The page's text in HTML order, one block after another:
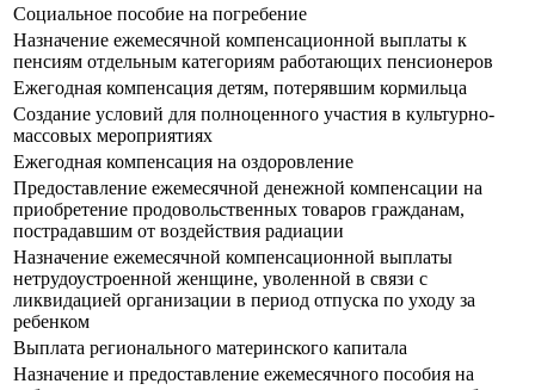
Социальное пособие на погребение
Назначение ежемесячной компенсационной выплаты к
пенсиям отдельным категориям работающих пенсионеров
Ежегодная компенсация детям, потерявшим кормильца
Создание условий для полноценного участия в культурно-
массовых мероприятиях
Ежегодная компенсация на оздоровление
Предоставление ежемесячной денежной компенсации на
приобретение продовольственных товаров гражданам,
пострадавшим от воздействия радиации
Назначение ежемесячной компенсационной выплаты
нетрудоустроенной женщине, уволенной в связи с
ликвидацией организации в период отпуска по уходу за
ребенком
Выплата регионального материнского капитала
Назначение и предоставление ежемесячного пособия на